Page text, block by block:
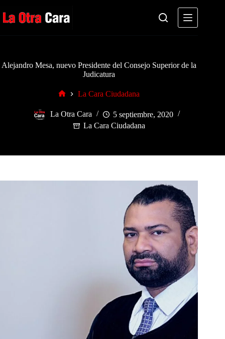
al
contenido
Alejandro Mesa, nuevo Presidente del Consejo Superior de la
Judicatura
La Cara Ciudadana
La Otra Cara
5 septiembre, 2020
La Cara Ciudadana